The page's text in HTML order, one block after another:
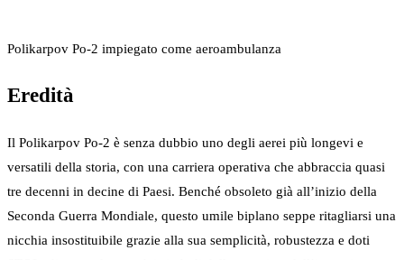
Polikarpov Po-2 impiegato come aeroambulanza
Eredità
Il Polikarpov Po-2 è senza dubbio uno degli aerei più longevi e
versatili della storia, con una carriera operativa che abbraccia quasi
tre decenni in decine di Paesi. Benché obsoleto già all’inizio della
Seconda Guerra Mondiale, questo umile biplano seppe ritagliarsi una
nicchia insostituibile grazie alla sua semplicità, robustezza e doti